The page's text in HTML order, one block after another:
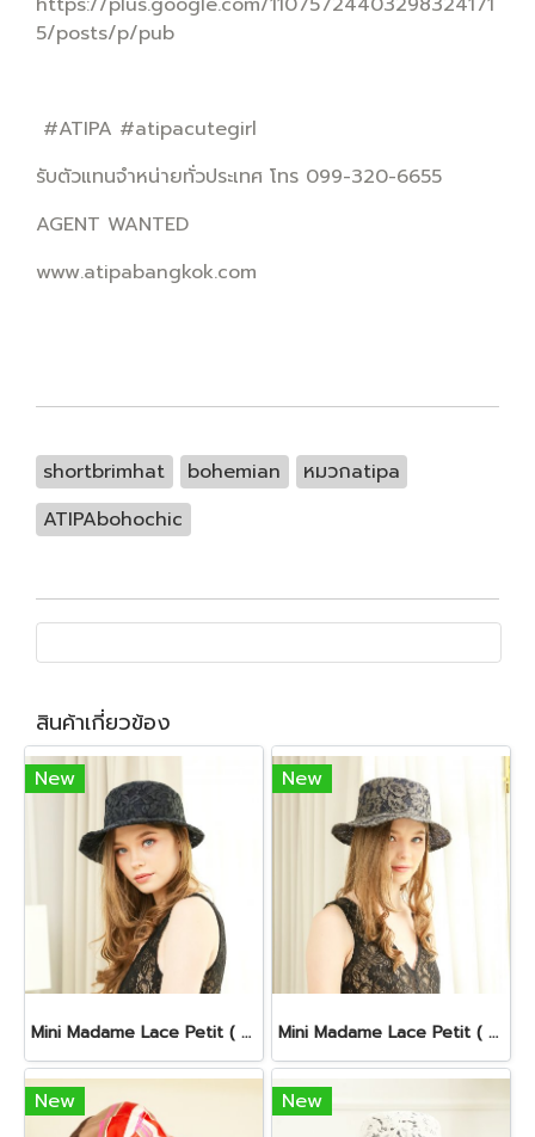
5/posts/p/pub
#ATIPA #atipacutegirl
รับตัวแทนจำหน่ายทั่วประเทศ โทร 099-320-6655
AGENT WANTED
www.atipabangkok.com
shortbrimhat bohemian
หมวกatipa
ATIPAbohochic
สินค้าเกี่ยวข้อง
New
Mini Madame Lace Petit ( Black )
New
Mini Madame Lace Petit ( Gray)
New New